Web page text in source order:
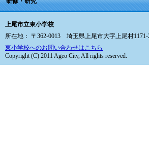
上尾市立東小学校
所在地： 〒362-0013 埼玉県上尾市大字上尾村
東小学校へのお問い合わせはこちら
Copyright (C) 2011 Ageo City, All rights reserved.